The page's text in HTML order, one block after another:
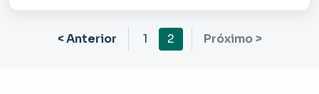
< Anterior 1 2 Próximo >